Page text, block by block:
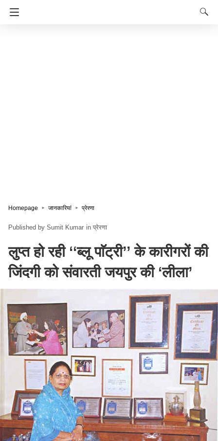
Homepage जानकारियां प्रेरणा
Sumit Kumar in प्रेरणा
लुप्त हो रही ‘‘ब्लू पाॅट्री’’ के कारीगरों की
जिंदगी को संवारती जयपुर की ‘लीला’